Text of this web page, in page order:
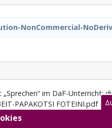
NonCommercial-
im DaF-Unterricht:
PAPAKOTSI FOTEINI.pdf
NoDerivatives 4.0